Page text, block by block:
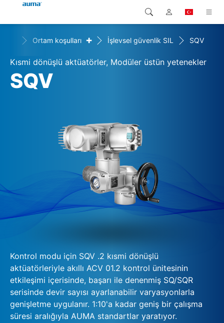
Ürünler
Çözümler
İrtibat kurulacak kişi
Global
Avrupa
Kuzey Amerika
Arama
Ortam koşulları + İşlevsel güvenlik SIL SQV
Kısmi dönüşlü aktüatörler, Modüler üstün yetenekler
SQV
Kontrol modu için SQV .2 kısmi dönüşlü
aktüatörleriyle akıllı ACV 01.2 kontrol ünitesinin
etkileşimi içerisinde, başarı ile denenmiş SQ/SQR
serisinde devir sayısı ayarlanabilir varyasyonlarla
genişletme uygulanır. 1:10'a kadar geniş bir çalışma
süresi aralığıyla AUMA standartlar yaratıyor.